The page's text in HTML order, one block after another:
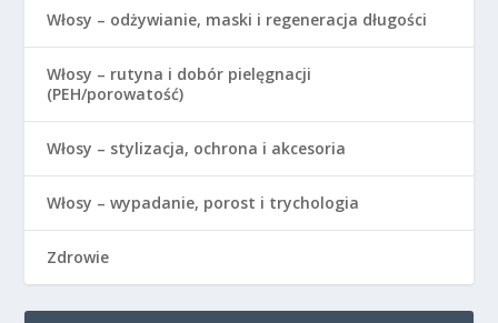
Włosy – odżywianie, maski i regeneracja długości
Włosy – rutyna i dobór pielęgnacji
(PEH/porowatość)
Włosy – stylizacja, ochrona i akcesoria
Włosy – wypadanie, porost i trychologia
Zdrowie